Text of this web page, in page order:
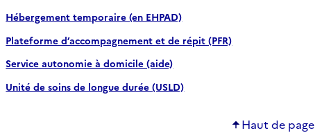
Hébergement temporaire (en EHPAD)
Plateforme d’accompagnement et de répit (PFR)
Service autonomie à domicile (aide)
Unité de soins de longue durée (USLD)
Haut de page